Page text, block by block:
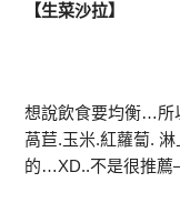
【生菜沙拉】
想說飲食要均衡…所
萵苣.玉米.紅蘿蔔.
的…XD..不是很